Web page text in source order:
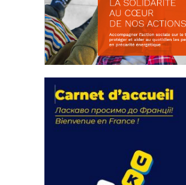
actions
18 septembre 2023
FEUILLETER